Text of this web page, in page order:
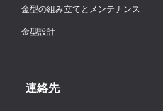
金型の組み立てとメンテナンス
金型設計
連絡先